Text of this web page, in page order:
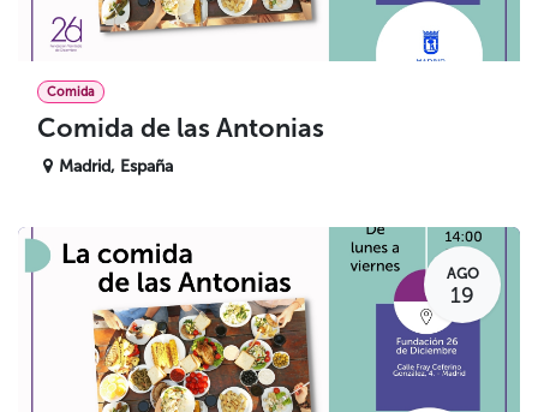
Comida
Comida de las Antonias
Madrid, España
AGO
19